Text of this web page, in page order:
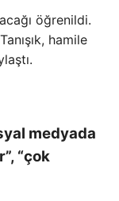
öğrenildi.
hamile
medyada
“çok